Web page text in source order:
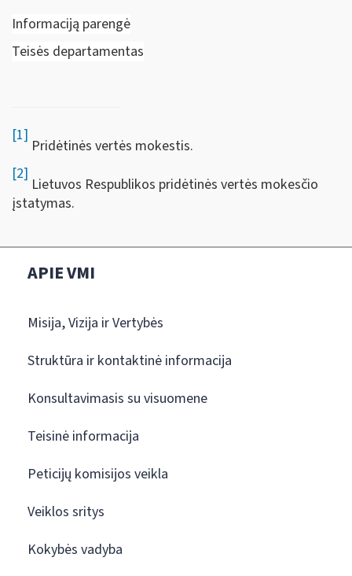
Informaciją parengė
Teisės departamentas
[1]
Pridėtinės vertės mokestis.
[2]
Lietuvos Respublikos pridėtinės vertės mokesčio
įstatymas.
APIE VMI
Misija, Vizija ir Vertybės
Struktūra ir kontaktinė informacija
Konsultavimasis su visuomene
Teisinė informacija
Peticijų komisijos veikla
Veiklos sritys
Kokybės vadyba